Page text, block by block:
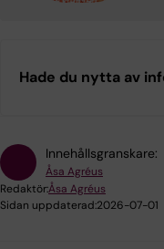
Hade du nytta av
Innehållsgranskare:
Åsa Agréus
Redaktör:Åsa Agréus
Sidan uppdaterad:2026-07-01